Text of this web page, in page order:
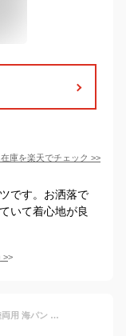
庫を楽天でチェック >>
です。お洒落で
いて着心地が良
>
サーフパンツ 水着 メンズ 365日保証 水陸両用 海パン ジップ付ポケット ロング ボードショーツ 海水パンツ 海ぱん 体型カバー 大きいサイズ ショートパンツ レディース キッズ も ラッシュガード トレンカ レギンス 11カラー S~4XL PONTAPES PR-4900